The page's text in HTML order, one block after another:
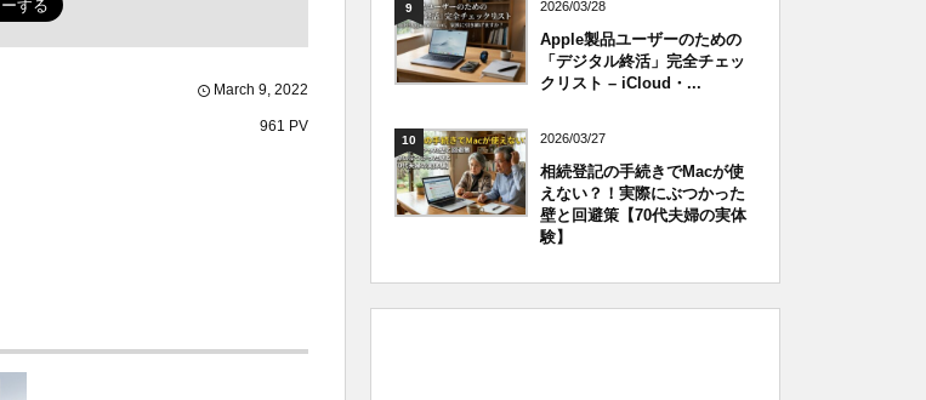
March 9 2022
961 PV
9 2026/03/28
Apple製品ユーザーのための
「デジタル終活」完全チェッ
クリスト – iCloud・...
10 2026/03/27
相続登記の手続きでMacが使
えない？！実際にぶつかった
壁と回避策【70代夫婦の実体
験】